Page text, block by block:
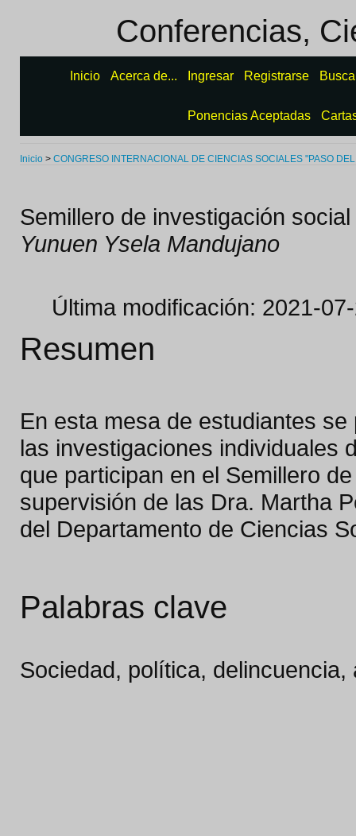
Conferencias,
Inicio Acerca de... Ingresar Registrarse
Ponencias Aceptadas
Inicio> CONGRESO INTERNACIONAL DE CIENCIAS SOCIALES "PASO
Semillero de investigación
Yunuen Ysela Mandujano
Última modificación: 2021-
Resumen
En esta mesa de estudiantes
las investigaciones individuales
que participan en el Semillero
supervisión de las Dra. Martha
del Departamento de Ciencias
Palabras clave
Sociedad, política,